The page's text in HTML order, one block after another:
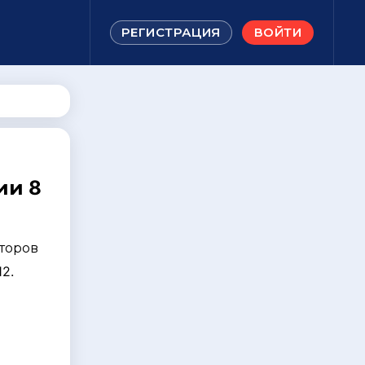
РЕГИСТРАЦИЯ ВОЙТИ
8